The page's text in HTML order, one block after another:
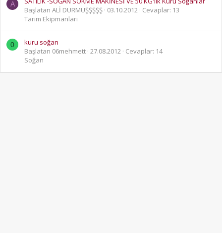
A
Başlatan ALİ DURMUŞŞŞŞŞ 03.10.2012 Cevaplar: 13
Tarım Ekipmanları
0
kuru soğan
Başlatan 06mehmett 27.08.2012 Cevaplar: 14
Soğan